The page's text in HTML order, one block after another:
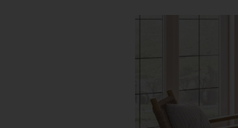
Schoonmaak en onderhoud
Plint accessoires